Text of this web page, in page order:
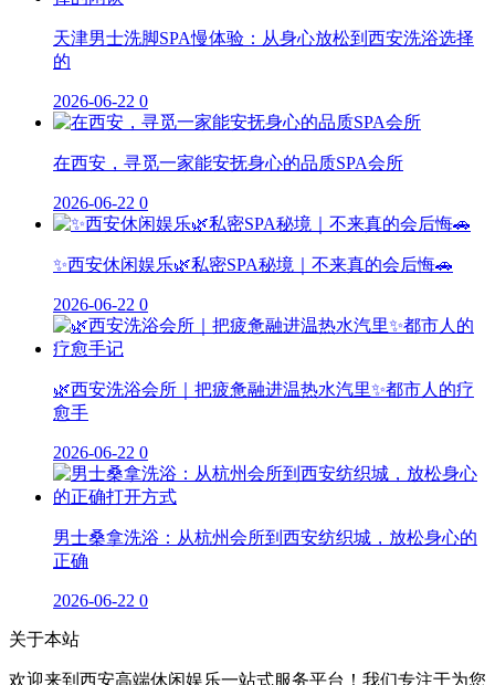
天津男士洗脚SPA慢体验：从身心放松到西安洗浴选择
的
2026-06-22 0
在西安，寻觅一家能安抚身心的品质SPA会所
2026-06-22 0
✨西安休闲娱乐🌿私密SPA秘境｜不来真的会后悔🚗
2026-06-22 0
🌿西安洗浴会所｜把疲惫融进温热水汽里✨都市人的疗
愈手
2026-06-22 0
男士桑拿洗浴：从杭州会所到西安纺织城，放松身心的
正确
2026-06-22 0
关于本站
欢迎来到西安高端休闲娱乐一站式服务平台！我们专注于为您